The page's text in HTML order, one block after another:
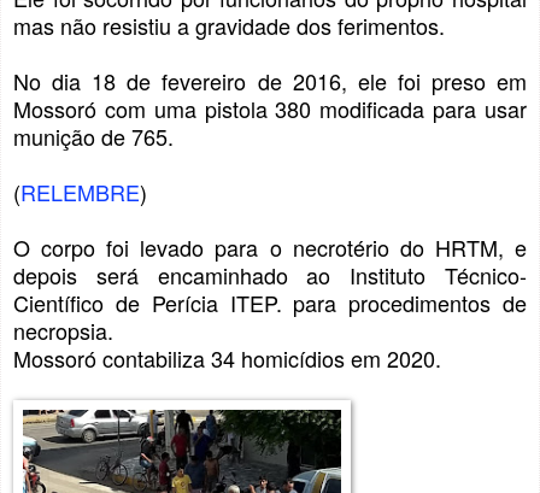
mas não resistiu a gravidade dos ferimentos.
No dia 18 de fevereiro de 2016, ele foi preso em
Mossoró com uma pistola 380 modificada para usar
munição de 765.
(RELEMBRE)
O corpo foi levado para o necrotério do HRTM, e
depois será encaminhado ao Instituto Técnico-
Científico de Perícia ITEP. para procedimentos de
necropsia.
Mossoró contabiliza 34 homicídios em 2020.